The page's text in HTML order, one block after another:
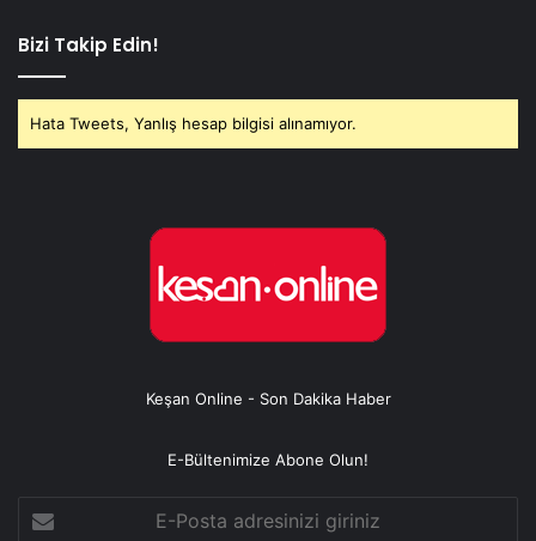
Bizi Takip Edin!
Hata Tweets, Yanlış hesap bilgisi alınamıyor.
Keşan Online - Son Dakika Haber
E-Bültenimize Abone Olun!
Posta